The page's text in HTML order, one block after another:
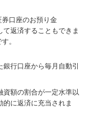
口座のお預り金
て返済することもできま
。
行口座から毎月自動引
額の割合が一定水準以
的に返済に充当されま